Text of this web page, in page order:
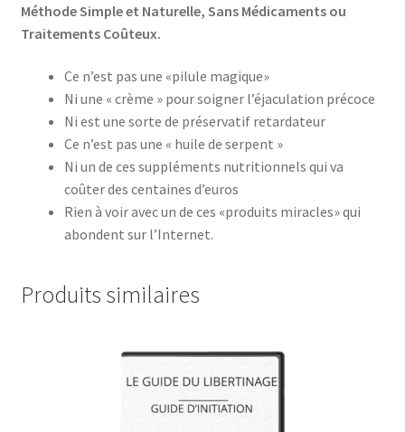
Méthode Simple et Naturelle, Sans Médicaments ou
Traitements Coûteux.
Ce n’est pas une «pilule magique»
Ni une « crème » pour soigner l’éjaculation précoce
Ni est une sorte de préservatif retardateur
Ce n’est pas une « huile de serpent »
Ni un de ces suppléments nutritionnels qui va
coûter des centaines d’euros
Rien à voir avec un de ces «produits miracles» qui
abondent sur l’Internet.
Produits similaires